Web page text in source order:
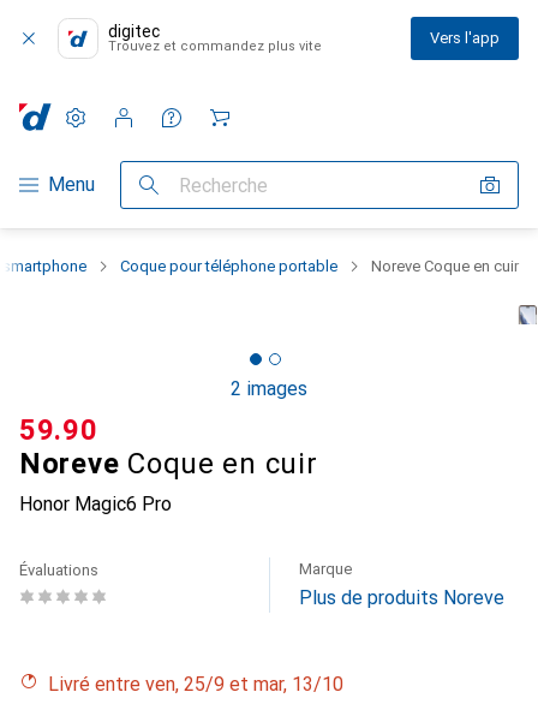
digitec
Trouvez et commandez plus vite Vers l'app
Navigation par catégorie
Menu Recherche
Paramètres
Compte client
Listes de comparaison
Listes d'envies
Panier
Coque pour téléphone portable Noreve Coque en cuir
2 images
Noreve Coque en cuir
Honor Magic6 Pro
CHF
59.90
Évaluations Marque
Plus de produits Noreve
Livré entre ven, 25/9 et mar, 13/10